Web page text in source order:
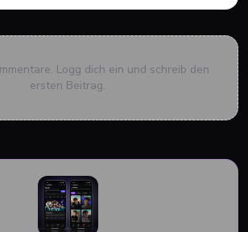
Logg dich ein und schreib den
ersten Beitrag.